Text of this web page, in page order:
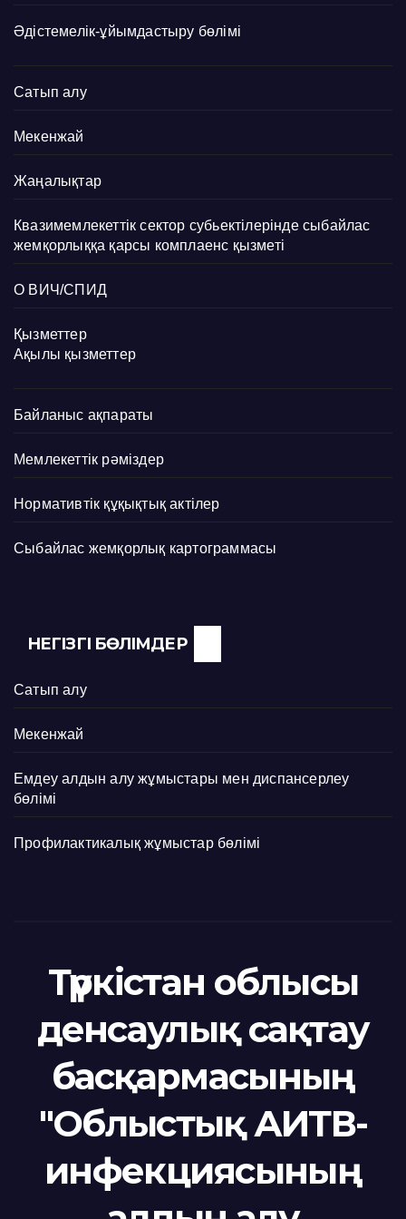
Әдістемелік-ұйымдастыру бөлімі
Сатып алу
Мекенжай
Жаңалықтар
Квазимемлекеттік сектор субьектілерінде сыбайлас
жемқорлыққа қарсы комплаенс қызметі
О ВИЧ/СПИД
Қызметтер
Ақылы қызметтер
Байланыс ақпараты
Мемлекеттік рәміздер
Нормативтік құқықтық актілер
Сыбайлас жемқорлық картограммасы
НЕГІЗГІ БӨЛІМДЕР
Сатып алу
Мекенжай
Емдеу алдын алу жұмыстары мен диспансерлеу
бөлімі
Профилактикалық жұмыстар бөлімі
Түркістан облысы
денсаулық сақтау
басқармасының
"Облыстық АИТВ-
инфекциясының